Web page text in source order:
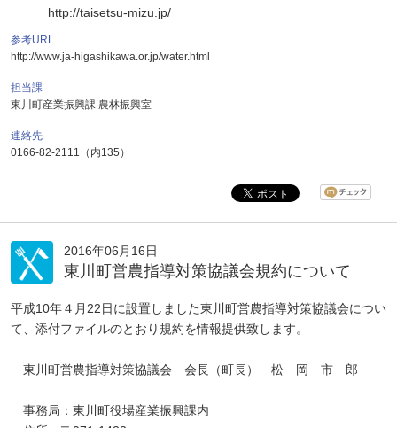
http://taisetsu-mizu.jp/
参考URL
http://www.ja-higashikawa.or.jp/water.html
担当課
東川町産業振興課 農林振興室
連絡先
0166-82-2111（内135）
2016年06月16日
東川町営農指導対策協議会規約について
平成10年４月22日に設置しました東川町営農指導対策協議会につい
て、添付ファイルのとおり規約を情報提供致します。
東川町営農指導対策協議会 会長（町長） 松 岡 市 郎
事務局：東川町役場産業振興課内